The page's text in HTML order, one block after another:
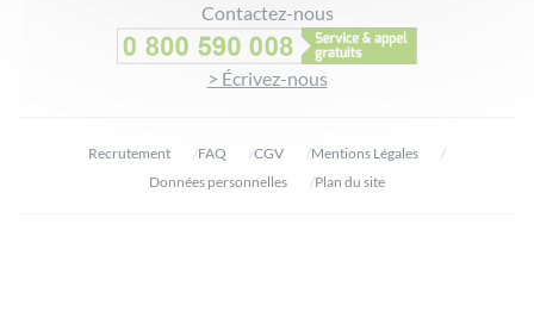
Contactez-nous
> Écrivez-nous
Recrutement FAQ CGV
Mentions Légales
Données personnelles
Plan du site